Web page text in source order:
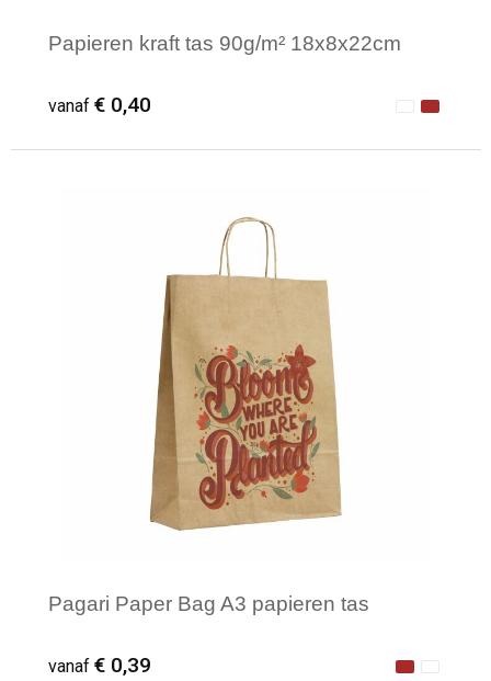
Papieren kraft tas 90g/m² 18x8x22cm
vanaf € 0,40
Minimale afname: 1
Pagari Paper Bag A3 papieren tas
vanaf € 0,39